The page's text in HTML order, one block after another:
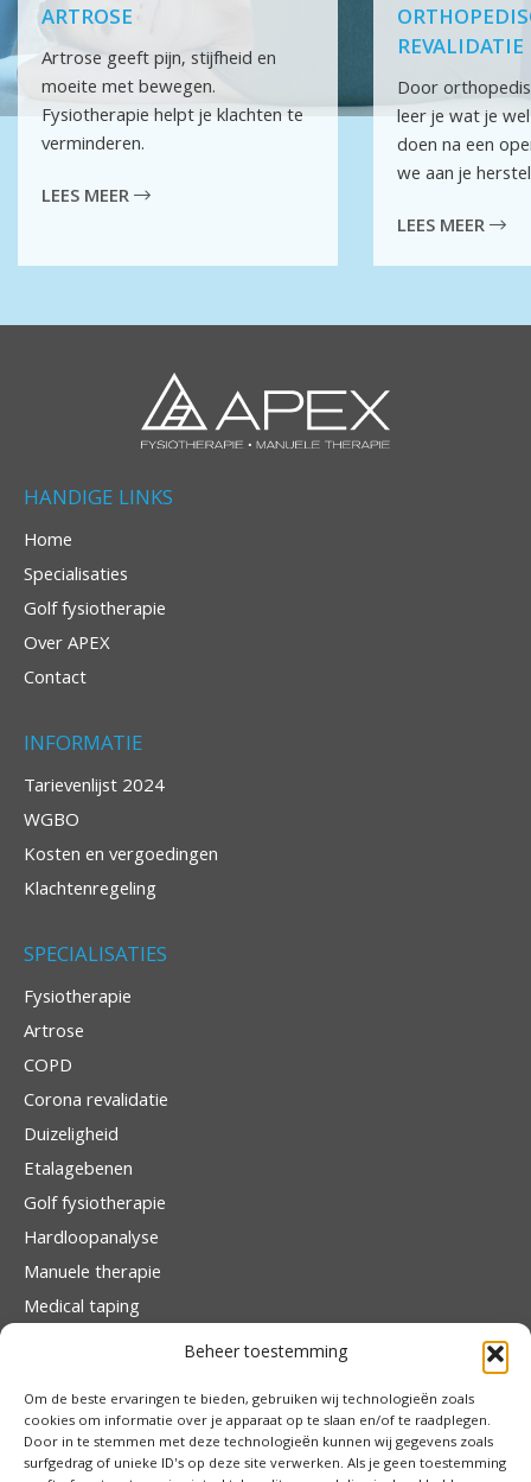
Beheer toestemming
Om de beste ervaringen te bieden, gebruiken wij technologieën zoals
cookies om informatie over je apparaat op te slaan en/of te raadplegen.
Door in te stemmen met deze technologieën kunnen wij gegevens zoals
surfgedrag of unieke ID's op deze site verwerken. Als je geen toestemming
ARTROSE
Artrose geeft pijn, stijfheid en
moeite met bewegen.
Fysiotherapie helpt je klachten te
verminderen.
LEES MEER
REVALIDATIE
Door
leer je wat je
doen na een
we aan je
LEES MEER
HANDIGE LINKS
Home
Specialisaties
Golf fysiotherapie
Over APEX
Contact
INFORMATIE
Tarievenlijst 2024
WGBO
Kosten en vergoedingen
Klachtenregeling
SPECIALISATIES
Fysiotherapie
Artrose
COPD
Corona revalidatie
Duizeligheid
Etalagebenen
Golf fysiotherapie
Hardloopanalyse
Manuele therapie
Medical taping
Orthopedische revalidatie
Traumatologie